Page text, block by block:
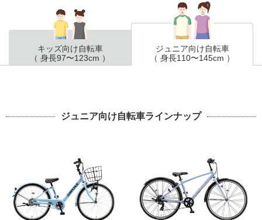
キッズ向け自転車
（ 身長97〜123cm ）
ジュニア向け自転車
（ 身長110〜145cm ）
ジュニア向け自転車ラインナップ